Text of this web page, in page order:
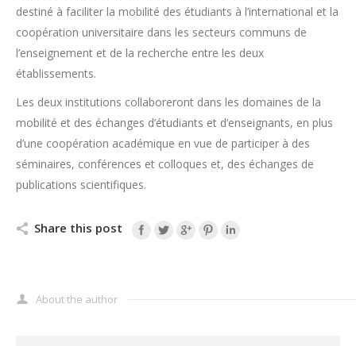
destiné à faciliter la mobilité des étudiants à l’international et la
coopération universitaire dans les secteurs communs de
l’enseignement et de la recherche entre les deux
établissements.
Les deux institutions collaboreront dans les domaines de la
mobilité et des échanges d’étudiants et d’enseignants, en plus
d’une coopération académique en vue de participer à des
séminaires, conférences et colloques et, des échanges de
publications scientifiques.
Share this post
About the author